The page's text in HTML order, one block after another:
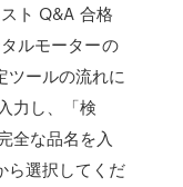
ト Q&A 合格
ルモーターの
ツールの流れに
力し、「検
全な品名を入
ら選択してくだ